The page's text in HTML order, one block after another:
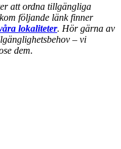
att ordna tillgängliga
följande länk finner
lokaliteter. Hör gärna av
– vi
dem.